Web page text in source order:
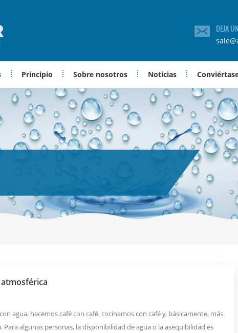
DEJA
Principio Sobre nosotros Noticias
agua, hacemos café con café, cocinamos con café y, básicamente, más
algunas personas, la disponibilidad de agua o la asequibilidad es